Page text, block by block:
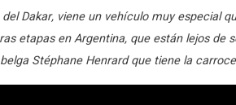
Dakar, viene un vehículo muy especial
etapas en Argentina, que están lejos de
Stéphane Henrard que tiene la